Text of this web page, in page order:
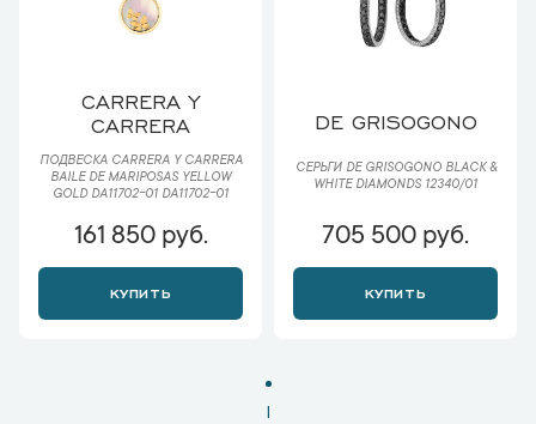
CARRERA Y
CARRERA
ПОДВЕСКА CARRERA Y CARRERA
BAILE DE MARIPOSAS YELLOW
GOLD DA11702-01 DA11702-01
161 850 руб.
КУПИТЬ
DE GRISOGONO
СЕРЬГИ DE GRISOGONO BLACK &
WHITE DIAMONDS 12340/01
705 500 руб.
КУПИТЬ
1